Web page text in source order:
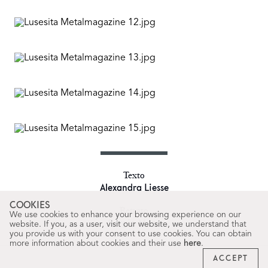
Texto
Alexandra Liesse
Retrato
Sergio Mora
COOKIES
We use cookies to enhance your browsing experience on our
website. If you, as a user, visit our website, we understand that
you provide us with your consent to use cookies. You can obtain
more information about cookies and their use here.
ACCEPT